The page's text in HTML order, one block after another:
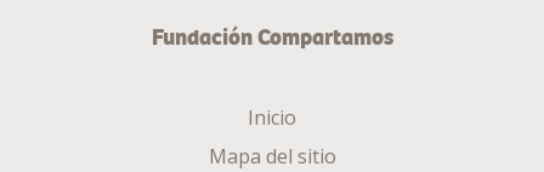
Fundación Compartamos
Inicio
Mapa del sitio